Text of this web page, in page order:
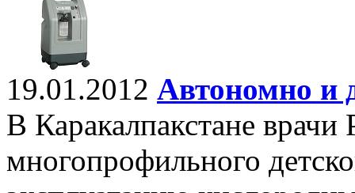
19.01.2012 Автономно и
В Каракалпакстане врачи
многопрофильного